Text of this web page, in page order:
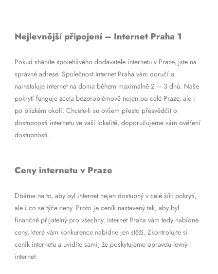
Nejlevnější připojení – Internet Praha 1
Pokud sháníte spolehlivého dodavatele internetu v Praze, jste na
správné adrese. Společnost Internet Praha vám doručí a
nainstaluje internet na doma během maximálně 2 – 3 dnů. Naše
pokrytí funguje zcela bezproblémově nejen po celé Praze, ale i
po blízkém okolí. Chcete-li se ovšem přesto přesvědčit o
dostupnosti internetu ve vaší lokalitě, doporučujeme vám ověření
dostupnosti.
Ceny internetu v Praze
Dbáme na to, aby byl internet nejen dostupný v celé šíři pokrytí,
ale i co se týče ceny. Proto je ceník nastavený tak, aby byl
finančně přijatelný pro všechny. Internet Praha vám tedy nabídne
ceny, které vám konkurence nabídne jen stěží. Zkontrolujte si
ceník internetu a uvidíte sami, že poskytujeme opravdu levný
internet.